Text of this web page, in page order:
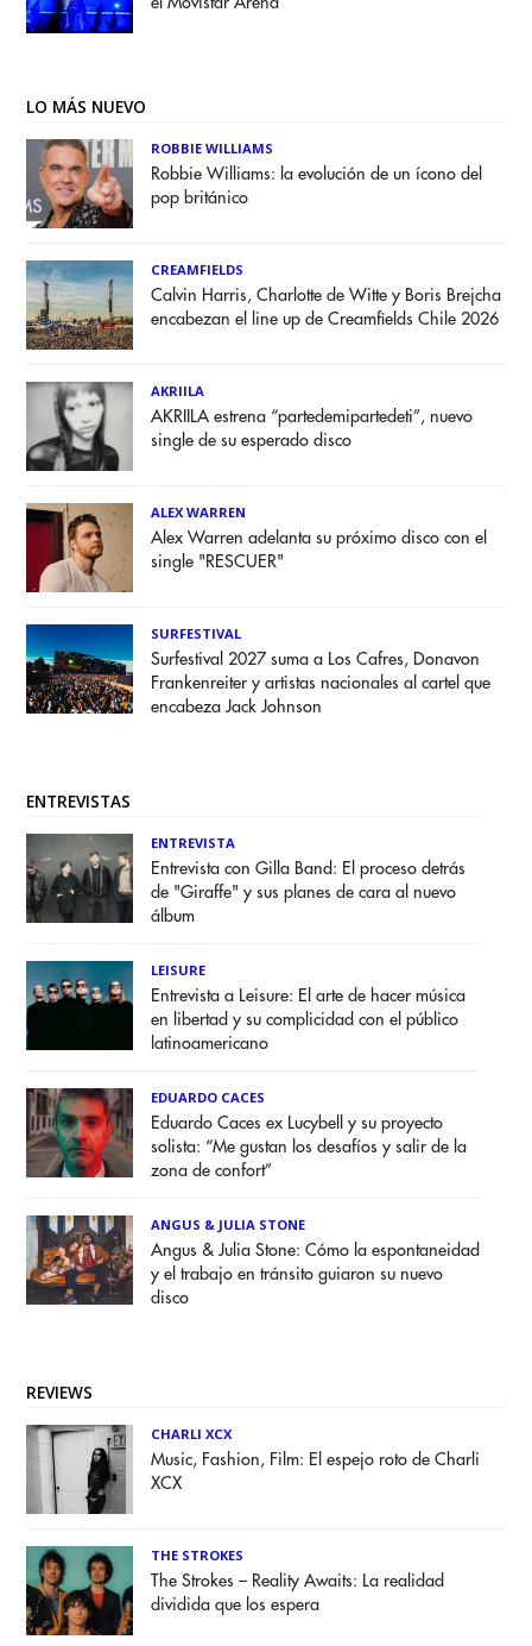
LO MÁS NUEVO
ROBBIE WILLIAMS
Robbie Williams: la evolución de un ícono del
pop británico
CREAMFIELDS
Calvin Harris, Charlotte de Witte y Boris Brejcha
encabezan el line up de Creamfields Chile 2026
AKRIILA
AKRIILA estrena “partedemipartedeti”, nuevo
single de su esperado disco
ALEX WARREN
Alex Warren adelanta su próximo disco con el
single "RESCUER"
SURFESTIVAL
Surfestival 2027 suma a Los Cafres, Donavon
Frankenreiter y artistas nacionales al cartel que
encabeza Jack Johnson
ENTREVISTAS
ENTREVISTA
Entrevista con Gilla Band: El proceso detrás
de "Giraffe" y sus planes de cara al nuevo
álbum
LEISURE
Entrevista a Leisure: El arte de hacer música
en libertad y su complicidad con el público
latinoamericano
EDUARDO CACES
Eduardo Caces ex Lucybell y su proyecto
solista: “Me gustan los desafíos y salir de la
zona de confort”
ANGUS & JULIA STONE
Angus & Julia Stone: Cómo la espontaneidad
y el trabajo en tránsito guiaron su nuevo
disco
REVIEWS
CHARLI XCX
Music, Fashion, Film: El espejo roto de Charli
XCX
THE STROKES
The Strokes – Reality Awaits: La realidad
dividida que los espera